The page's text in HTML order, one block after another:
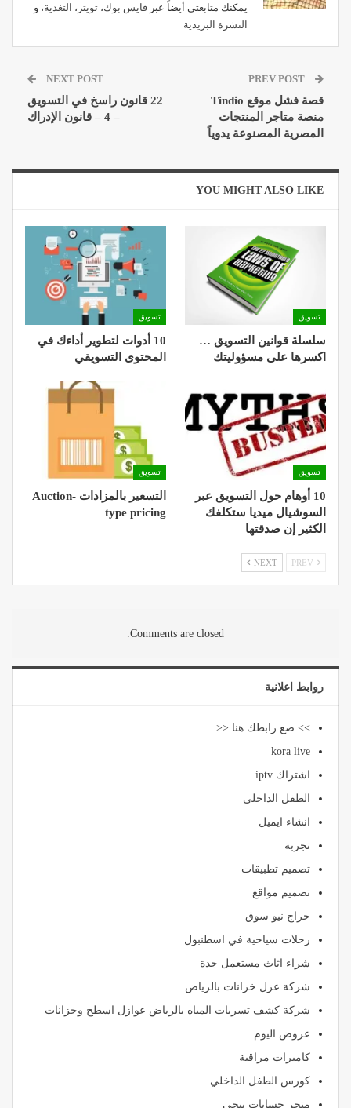
يمكنك متابعتي أيضاً عبر فايس بوك، تويتر ، التغذية، و
النشرة البريدية
قصة فشل موقع Tindio
منصة متاجر المنتجات
المصرية المصنوعة يدوياً
NEXT POST
22 قانون راسخ في التسويق
– 4 – قانون الإدراك
YOU MIGHT ALSO LIKE
تسويق
سلسلة قوانين التسويق …
اكسرها على مسؤوليتك
تسويق
10 أدوات لتطوير أداءك في
المحتوى التسويقي
تسويق
10 أوهام حول التسويق عبر
السوشيال ميديا ستكلفك
الكثير إن صدقتها
تسويق
التسعير بالمزادات Auction-
type pricing
NEXT
Comments are closed.
روابط اعلانية
>> ضع رابطك هنا <<
kora live
اشتراك iptv
الطفل الداخلي
انشاء ايميل
تجربة
تصميم تطبيقات
تصميم مواقع
حراج نيو سوق
رحلات سياحية في اسطنبول
شراء اثاث مستعمل جدة
شركة عزل خزانات بالرياض
شركة كشف تسربات المياه بالرياض عوازل اسطح وخزانات
عروض اليوم
كاميرات مراقبة
كورس الطفل الداخلي
متجر حسابات ببجي